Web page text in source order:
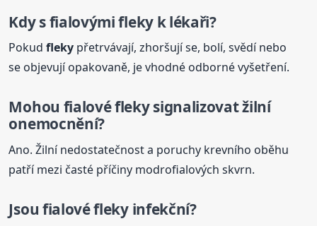
Kdy s fialovýmiflekyk lékaři?
Pokudfleky přetrvávají, zhoršují se, bolí, svědí nebo
se objevují opakovaně, je vhodné odborné vyšetření.
Mohou fialovéflekysignalizovat žilní
onemocnění?
Ano. Žilní nedostatečnost a poruchy krevního oběhu
patří mezi časté příčiny modrofialových skvrn.
Jsou fialovéflekyinfekční?